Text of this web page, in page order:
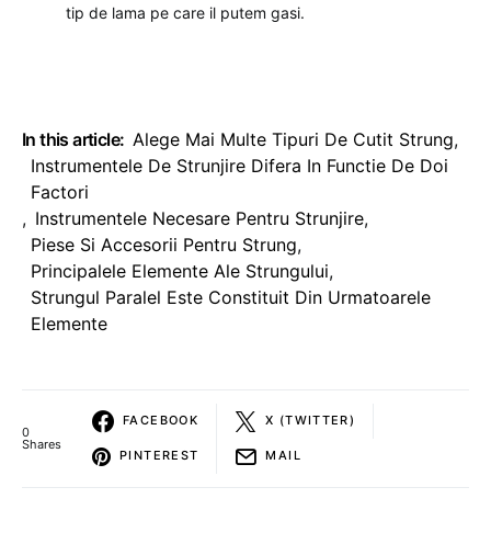
tip de lama pe care il putem gasi.
In this article: Alege Mai Multe Tipuri De Cutit Strung,
Instrumentele De Strunjire Difera In Functie De Doi
Factori
, Instrumentele Necesare Pentru Strunjire,
Piese Si Accesorii Pentru Strung,
Principalele Elemente Ale Strungului,
Strungul Paralel Este Constituit Din Urmatoarele
Elemente
0
Shares
FACEBOOK X (TWITTER)
PINTEREST MAIL